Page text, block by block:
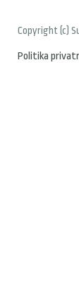
Copyright (c)
Politika